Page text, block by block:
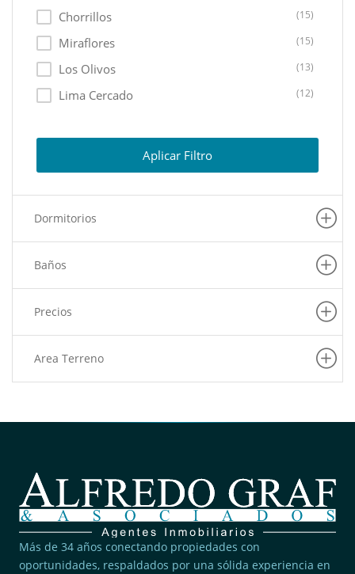
Chorrillos (15)
Miraflores (15)
Los Olivos (13)
Lima Cercado (12)
Lurigancho (10)
La Molina (8)
Pachacamac
La Victoria
Pueblo Libre
San Martin De Porres (5)
Pucusana (3)
Lince (3)
San Borja (2)
Ancon (2)
Aplicar Filtro
Dormitorios
Baños
Precios
Area Terreno
Más de 34 años conectando propiedades con
oportunidades, respaldados por una sólida experiencia en